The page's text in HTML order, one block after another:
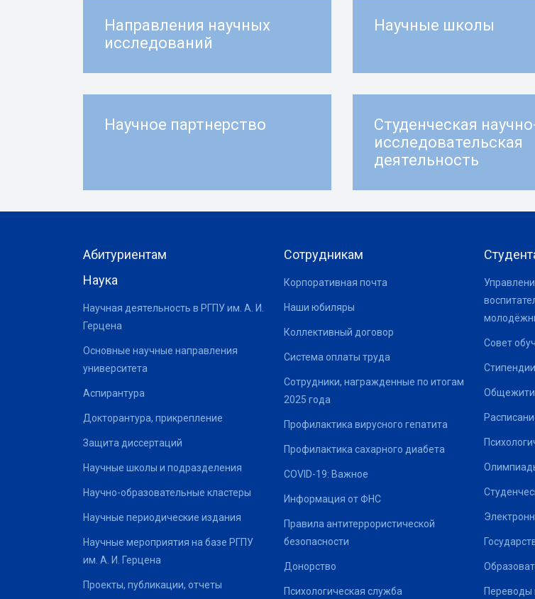
Направления научных
исследований
Научные школы
Научное партнерство
Студенческая
исследовательская
деятельность
Абитуриентам
Наука
Научная деятельность в РГПУ им. А. И.
Герцена
Основные научные направления
университета
Аспирантура
Докторантура, прикрепление
Защита диссертаций
Научные школы и подразделения
Научно-образовательные кластеры
Научные периодические издания
Научные мероприятия на базе РГПУ
им. А. И. Герцена
Проекты, публикации, отчеты
Сотрудникам
Корпоративная почта
Наши юбиляры
Коллективный договор
Система оплаты труда
Сотрудники, награжденные по итогам
2025 года
Профилактика вирусного гепатита
Профилактика сахарного диабета
COVID-19: Важное
Информация от ФНС
Правила антитеррористической
безопасности
Донорство
Психологическая служба
Совет
Переводы